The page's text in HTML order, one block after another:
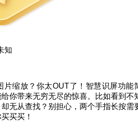
知
片缩放？你太OUT了！智慧识屏功能
你带来无穷无尽的惊喜。比如看到不
无从查找？别担心，两个手指长按需
买买！